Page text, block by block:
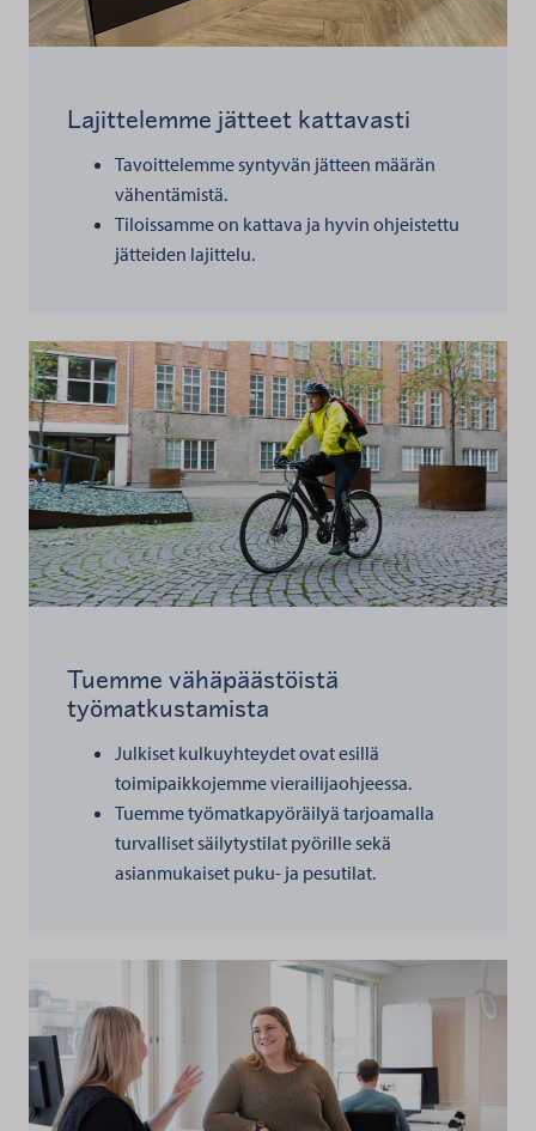
Lajittelemme jätteet kattavasti
Tavoittelemme syntyvän jätteen määrän
vähentämistä.
Tiloissamme on kattava ja hyvin ohjeistettu
jätteiden lajittelu.
Tuemme vähäpäästöistä
työmatkustamista
Julkiset kulkuyhteydet ovat esillä
toimipaikkojemme vierailijaohjeessa.
Tuemme työmatkapyöräilyä tarjoamalla
turvalliset säilytystilat pyörille sekä
asianmukaiset puku- ja pesutilat.